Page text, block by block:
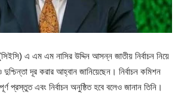
এ এম এম নাসির উদ্দিন আসন্ন জাতীয় নির্বাচন নিয়ে
দূর করার আহ্বান জানিয়েছেন। নির্বাচন কমিশন
প্রস্তুত এবং নির্বাচন অনুষ্ঠিত হবে বলেও জানান তিনি।